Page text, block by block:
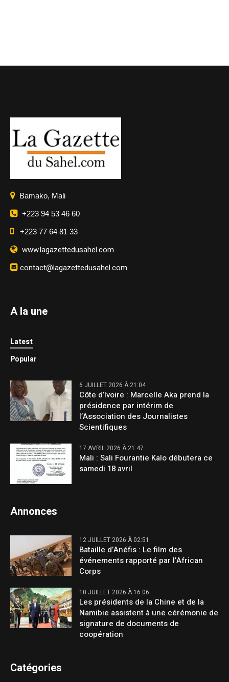
Bamako, Mali
+223 94 53 46 60
+223 77 64 81 33
www.lagazettedusahel.com
contact@lagazettedusahel.com
A la une
Latest
Popular
6 JUILLET 2026 À 21:04
Côte d’Ivoire : Marcelle Aka prend la
présidence par intérim de
l’Association des Journalistes
Scientifiques
17 AVRIL 2026 À 21:47
Mali : Sali Fourantie Kalo débutera ce
samedi 18 avril
Annonces
12 JUILLET 2026 À 02:51
Bataille d’Anéfis : Le film des
événements rapporté par l’African
Corps
10 JUILLET 2026 À 16:06
Les présidents de la Chine et de la
Namibie assistent à une cérémonie de
signature de documents de
coopération
Catégories